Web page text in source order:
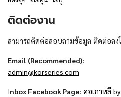
ติดต่องาน
สามารถติดต่อสอบถามข้อมูล ติดต่อล
Email (Recommended):
admin@korseries.com
Inbox Facebook Page: คอเกาหลี